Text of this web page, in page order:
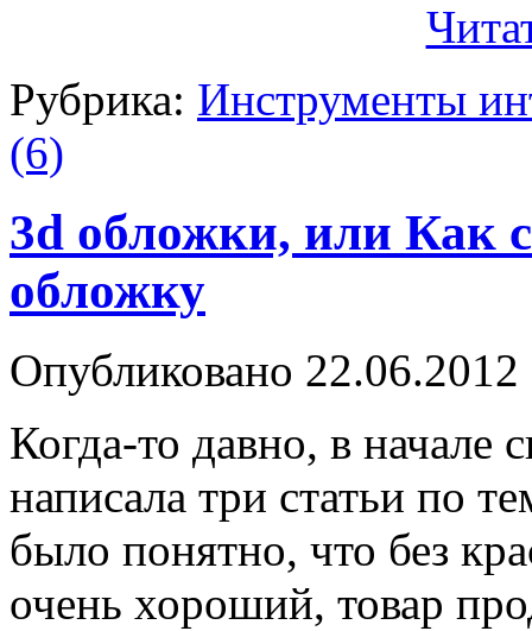
Рубрика: Инструменты
(6)
3d обложки, или Как
обложку
Опубликовано 22.06.2012
Когда-то давно, в начале
написала три статьи по
было понятно, что без
очень хороший, товар